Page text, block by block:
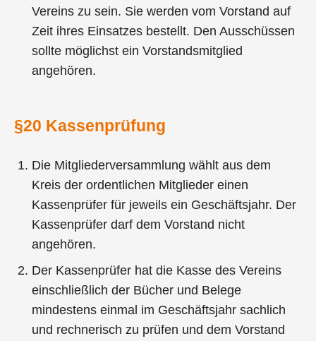
Vereins zu sein. Sie werden vom Vorstand auf
Zeit ihres Einsatzes bestellt. Den Ausschüssen
sollte möglichst ein Vorstandsmitglied
angehören.
§20 Kassenprüfung
Die Mitgliederversammlung wählt aus dem
Kreis der ordentlichen Mitglieder einen
Kassenprüfer für jeweils ein Geschäftsjahr. Der
Kassenprüfer darf dem Vorstand nicht
angehören.
Der Kassenprüfer hat die Kasse des Vereins
einschließlich der Bücher und Belege
mindestens einmal im Geschäftsjahr sachlich
und rechnerisch zu prüfen und dem Vorstand